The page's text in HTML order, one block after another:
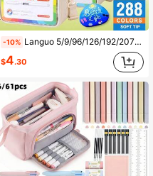
-10% Languo 5/9/96/126/192/207/240/288 Colores Rotuladores Acrílicos, Juego de Rotuladores Coloridos, Secado Rápido, Resistente a la Decoloración, Perfecto para Pintura, Ilustración, Artes y Manualidades, Temporada de Regreso a la Escuela para Libros para Colorear y Otros Proyectos DIY, Adecuado para Papel, Tela, Madera, Piedra, Plástico, Vidrio, Cerámica, Calabaza, Metal, Etc., Rotuladores de Pintura Acrílica Adecuados para Regalos de Pascua, Acción de Gracias, Halloween, Navidad
$4.30